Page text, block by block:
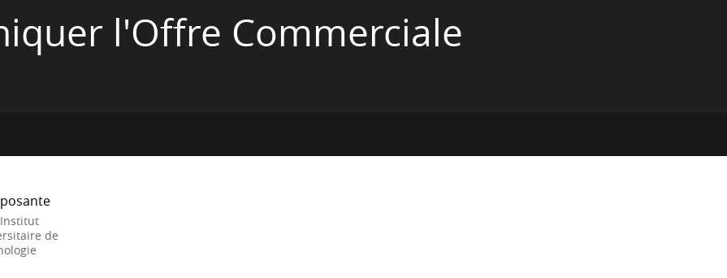
l'Offre Commerciale
de